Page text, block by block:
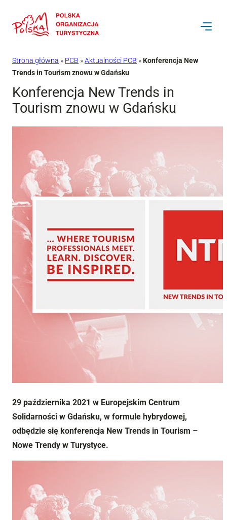
do
Strona główna » PCB »Aktualności PCB »Konferencja New
Trends in Tourism znowu w Gdańsku
Konferencja New Trends in
Tourism znowu w Gdańsku
29 października 2021 w Europejskim Centrum
Solidarności w Gdańsku, w formule hybrydowej,
odbędzie się konferencja New Trends in Tourism –
Nowe Trendy w Turystyce.